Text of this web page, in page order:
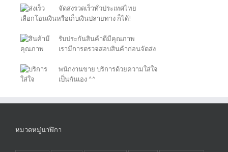
จัดส่งรวดเร็วทั่วประเทศไทย
เลือกโอนเงินหรือเก็บเงินปลายทาง ก็ได้!
รับประกันสินค้าดีมีคุณภาพ
เรามีการตรวจสอบสินค้าก่อนจัดส่ง
พนักงานขาย บริการด้วยความใส่ใจ
เป็นกันเอง ^^
หมวดหมู่นาฬิกา